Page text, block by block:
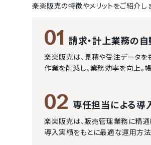
楽楽販売の特徴やメリットをご紹介し
01 請求・計上業務の
楽楽販売は、見積や受注データ
作業を削減し、業務効率を向上。
02 専任担当による導
楽楽販売は、販売管理業務に精通
導入実績をもとに最適な運用方